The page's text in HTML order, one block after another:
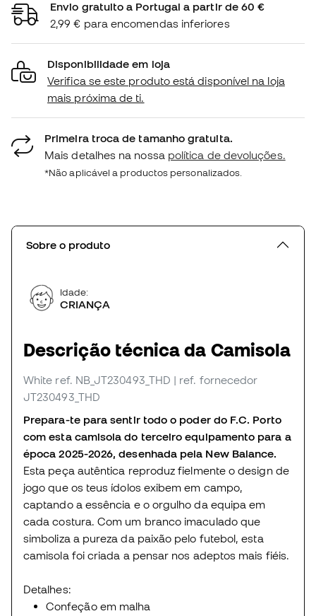
Envio gratuito a Portugal a partir de 60 €
2,99 € para encomendas inferiores
Disponibilidade em loja
Verifica se este produto está disponível na loja
mais próxima de ti.
Primeira troca de tamanho gratuita.
Mais detalhes na nossa política de devoluções.
*Não aplicável a productos personalizados.
Sobre o produto
Idade:
CRIANÇA
Descrição técnica da Camisola
White ref. NB_JT230493_THD | ref. fornecedor
JT230493_THD
Prepara-te para sentir todo o poder do F.C. Porto
com esta camisola do terceiro equipamento para a
época 2025-2026, desenhada pela New Balance.
Esta peça autêntica reproduz fielmente o design de
jogo que os teus ídolos exibem em campo,
captando a essência e o orgulho da equipa em
cada costura. Com um branco imaculado que
simboliza a pureza da paixão pelo futebol, esta
camisola foi criada a pensar nos adeptos mais fiéis.
Detalhes:
Confeção em malha